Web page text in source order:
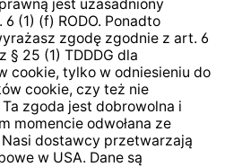
kontaktować się zarówno
platformy
któraś ze stron nie jest
lub musi uzyskać
przekażemy lub
zapytanie
W przypadku pytań